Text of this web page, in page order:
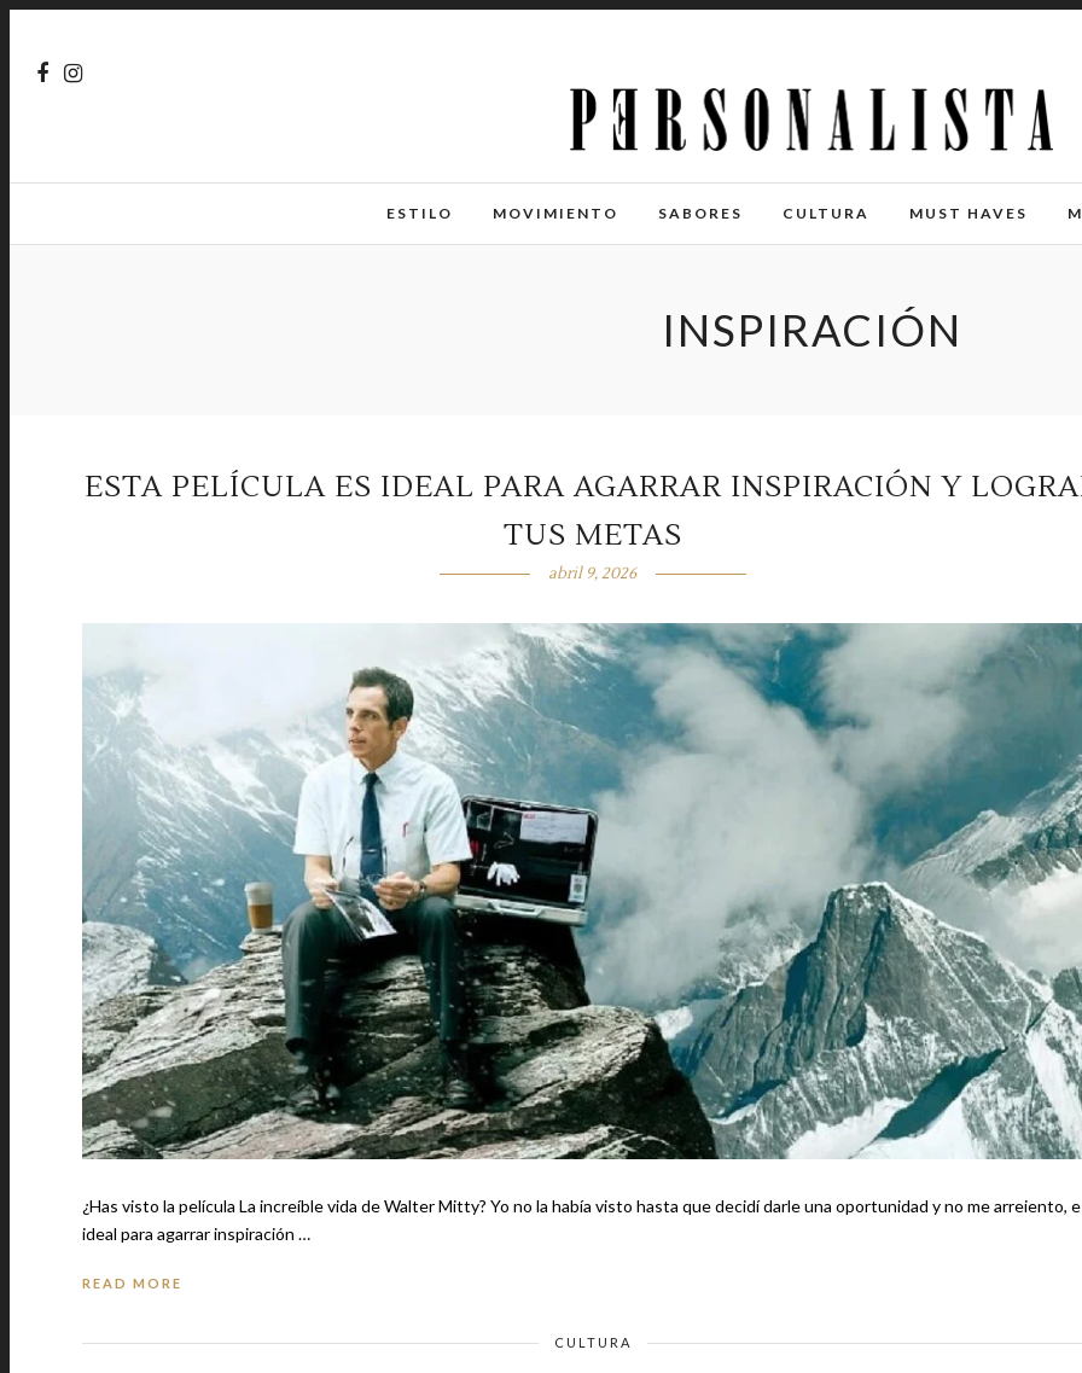
ESTILO MOVIMIENTO SABORES CULTURA MUST HAVES
INSPIRACIÓN
ESTA PELÍCULA ES IDEAL PARA AGARRAR INSPIRACIÓN Y
TUS METAS
abril 9, 2026
¿Has visto la película La increíble vida de Walter Mitty? Yo no la había visto hasta que decidí darle una oportunidad y no me arreiento,
ideal para agarrar inspiración …
READ MORE
CULTURA